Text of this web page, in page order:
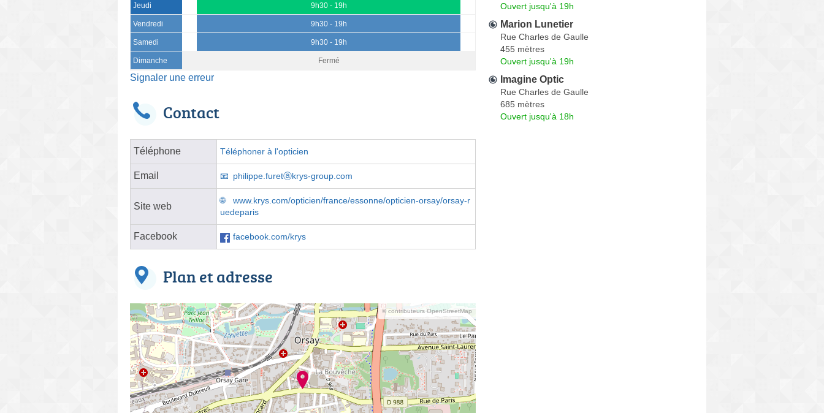
Jeudi 9h30 - 19h
Vendredi 9h30 - 19h
Samedi 9h30 - 19h
Dimanche Fermé
Signaler une erreur
Contact
Téléphone Téléphoner à l'opticien
Email philippe.furetⓐkrys-group.com
Site web
www.krys.com/opticien/france/essonne/opticien-orsay/orsay-r
uedeparis
Facebook facebook.com/krys
Plan et adresse
© contributeurs OpenStreetMap
Ouvert jusqu'à 19h
Marion Lunetier
Rue Charles de Gaulle
455 mètres
Ouvert jusqu'à 19h
Imagine Optic
Rue Charles de Gaulle
685 mètres
Ouvert jusqu'à 18h